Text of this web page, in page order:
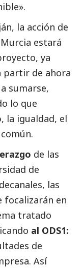
la acción de
estará
ya
partir de ahora
sumarse,
lo que
, la igualdad, el
de las
de
las
focalizarán en
tratado
al ODS1:
de
Así